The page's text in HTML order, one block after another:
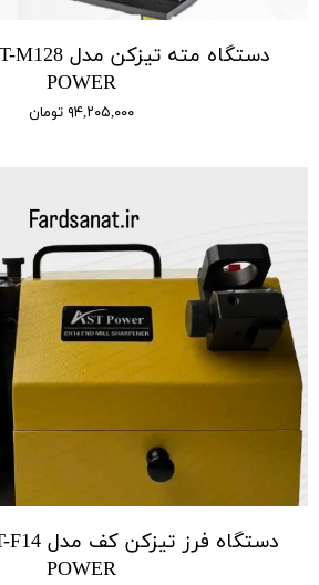
POWER
۹۴,۲۰۵,۰۰۰ تومان
POWER